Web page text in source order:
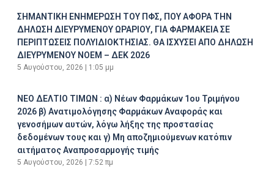
ΣΗΜΑΝΤΙΚΗ ΕΝΗΜΕΡΩΣΗ ΤΟΥ ΠΦΣ, ΠΟΥ ΑΦΟΡΑ ΤΗΝ
ΔΗΛΩΣΗ ΔΙΕΥΡΥΜΕΝΟΥ ΩΡΑΡΙΟΥ, ΓΙΑ ΦΑΡΜΑΚΕΙΑ ΣΕ
ΠΕΡΙΠΤΩΣΕΙΣ ΠΟΛΥΙΔΙΟΚΤΗΣΙΑΣ. ΘΑ ΙΣΧΥΣΕΙ ΑΠΟ ΔΗΛΩΣΗ
ΔΙΕΥΡΥΜΕΝΟΥ ΝΟΕΜ – ΔΕΚ 2026
5 Αυγούστου, 2026 1:05 μμ
ΝΕΟ ΔΕΛΤΙΟ ΤΙΜΩΝ : α) Νέων Φαρμάκων 1ου Τριμήνου
2026 β) Ανατιμολόγησης Φαρμάκων Αναφοράς και
γενοσήμων αυτών, λόγω λήξης της προστασίας
δεδομένων τους και γ) Μη αποζημιούμενων κατόπιν
αιτήματος Αναπροσαρμογής τιμής
5 Αυγούστου, 2026 7:52 πμ